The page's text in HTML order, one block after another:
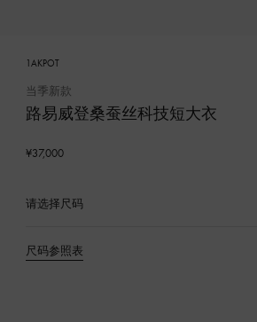
1AKPOT
当季新款
路易威登桑蚕丝科技短大衣
¥37,000
请选择尺码
已
品
尺码参照表